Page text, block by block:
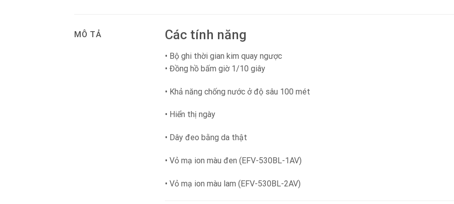
MÔ TẢ Các tính năng
• Bộ ghi thời gian kim quay ngược
• Đồng hồ bấm giờ 1/10 giây
• Khả năng chống nước ở độ sâu 100 mét
• Hiển thị ngày
• Dây đeo bằng da thật
• Vỏ mạ ion màu đen (EFV-530BL-1AV)
• Vỏ mạ ion màu lam (EFV-530BL-2AV)